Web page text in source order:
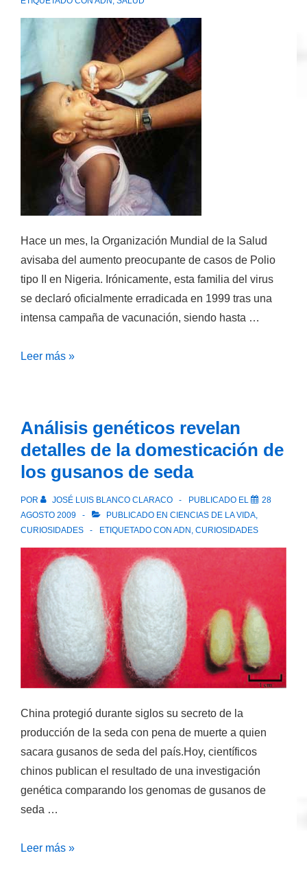
Hace un mes, la Organización Mundial de la Salud
avisaba del aumento preocupante de casos de Polio
tipo II en Nigeria. Irónicamente, esta familia del virus
se declaró oficialmente erradicada en 1999 tras una
intensa campaña de vacunación, siendo hasta …
Virus
usado
en
vacunas
y
se
extiende
por
África
Leer más »
Análisis genéticos revelan
detalles de la domesticación de
los gusanos de seda
POR JOSÉ LUIS BLANCO CLARACO PUBLICADO EL
28
AGOSTO 2009
PUBLICADO EN CIENCIAS DE LA VIDA
CURIOSIDADES
ETIQUETADO CON ADN CURIOSIDADES
China protegió durante siglos su secreto de la
producción de la seda con pena de muerte a quien
sacara gusanos de seda del país.Hoy, científicos
chinos publican el resultado de una investigación
genética comparando los genomas de gusanos de
seda …
Análisis
Leer más »